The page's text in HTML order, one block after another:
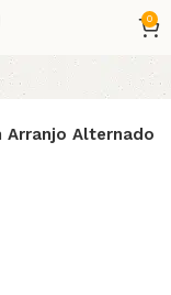
0
Arranjo Alternado